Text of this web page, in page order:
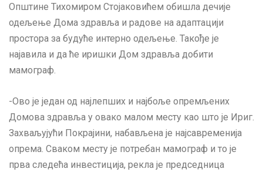
Општине Тихомиром Стојаковићем обишла дечије
одељење Дома здравља и радове на адаптацији
простора за будуће интерно одељење. Такође је
најавила и да ће иришки Дом здравља добити
мамограф.
-Ово је један од најлепших и најбоље опремљених
Домова здравља у овако малом месту као што је Ириг.
Захваљујући Покрајини, набављена је најсавременија
опрема. Сваком месту је потребан мамограф и то је
прва следећа инвестиција, рекла је председница